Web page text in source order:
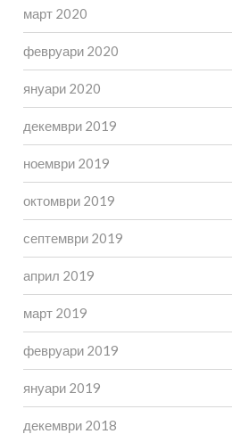
март 2020
февруари 2020
януари 2020
декември 2019
ноември 2019
октомври 2019
септември 2019
април 2019
март 2019
февруари 2019
януари 2019
декември 2018